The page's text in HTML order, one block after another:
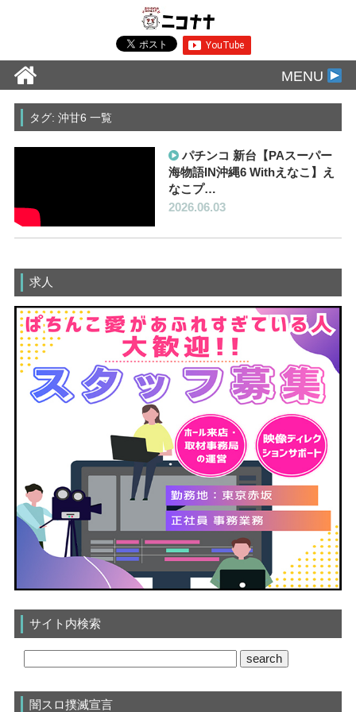
MENU
タグ: 沖甘6 一覧
パチンコ 新台【PAスーパー
海物語IN沖縄6 Withえなこ】え
なこプ…
2026.06.03
求人
サイト内検索
闇スロ撲滅宣言